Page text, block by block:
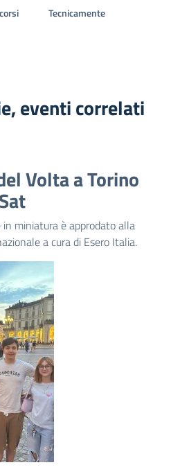
Tecnicamente
eventi correlati
Volta a Torino
miniatura è approdato alla
a cura di Esero Italia.